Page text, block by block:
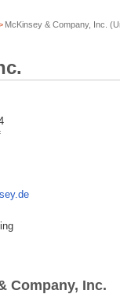
McKinsey & Company, Inc.
Company, Inc.